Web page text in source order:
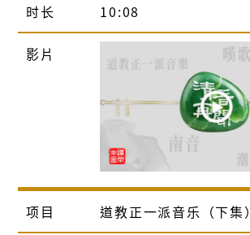
时长 10:08
影片
项目 道教正一派音乐（下集）